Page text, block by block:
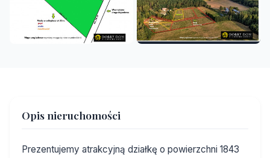
Opis nieruchomości
Prezentujemy atrakcyjną działkę o powierzchni 1843